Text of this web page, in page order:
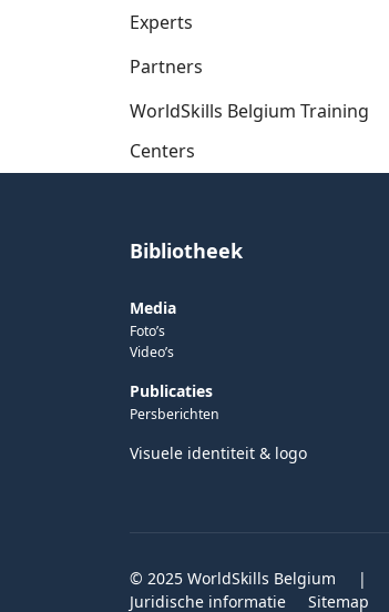
Experts
Partners
WorldSkills Belgium Training
Centers
Bibliotheek
Media
Foto’s
Video’s
Publicaties
Persberichten
Visuele identiteit & logo
© 2025 WorldSkills Belgium |
Juridische informatie
Sitemap